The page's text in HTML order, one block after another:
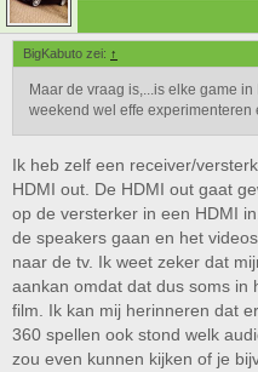
BigKabuto zei: ↑
Maar de vraag is,...is elke game
weekend wel effe experimenteren
Ik heb zelf een receiver/
HDMI out. De HDMI out gaat
op de versterker in een HDMI
de speakers gaan en het
naar de tv. Ik weet zeker dat
aankan omdat dat dus soms in
film. Ik kan mij herinneren dat
360 spellen ook stond welk
zou even kunnen kijken of je